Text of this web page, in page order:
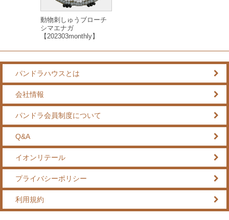
動物刺しゅうブローチ
シマエナガ
【202303monthly】
パンドラハウスとは
会社情報
パンドラ会員制度について
Q&A
イオンリテール
プライバシーポリシー
利用規約